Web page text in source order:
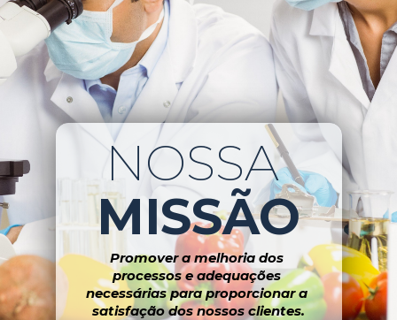
Promover a melhoria dos
processos e adequações
necessárias para proporcionar a
satisfação dos nossos clientes.
NOSSA
MISSÃO